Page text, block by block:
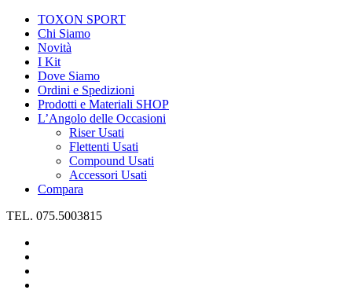
TOXON SPORT
Chi Siamo
Novità
I Kit
Dove Siamo
Ordini e Spedizioni
Prodotti e Materiali SHOP
L’Angolo delle Occasioni
Riser Usati
Flettenti Usati
Compound Usati
Accessori Usati
Compara
TEL. 075.5003815